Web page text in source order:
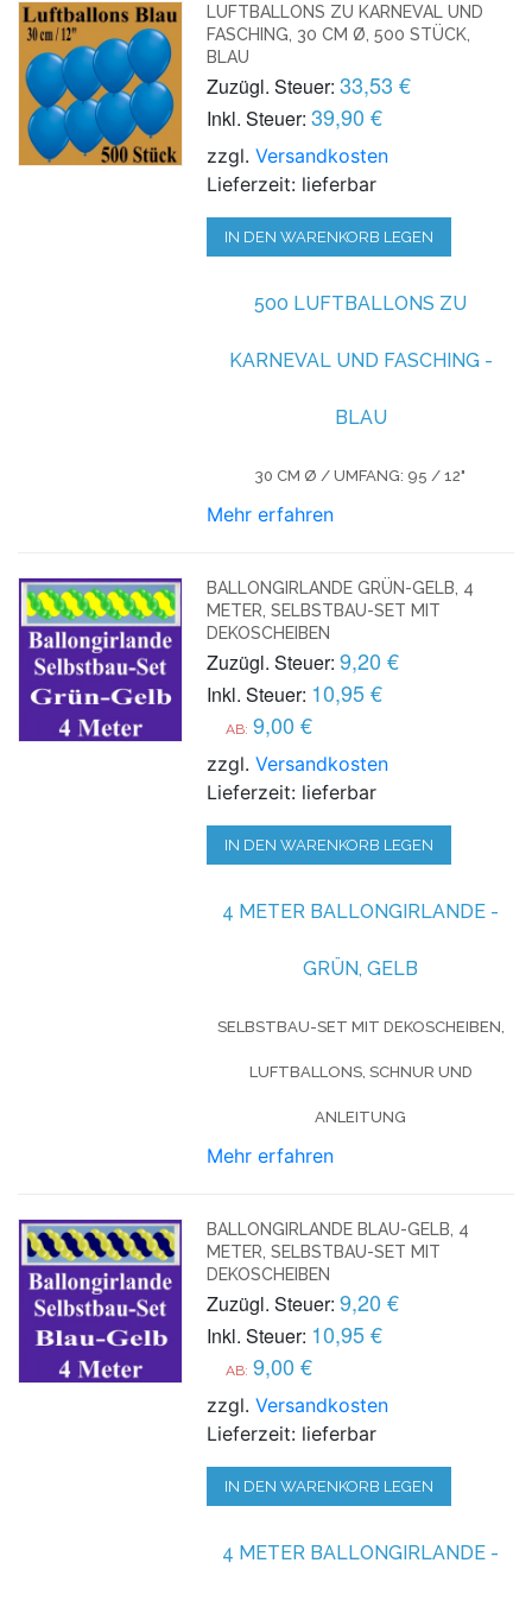
LUFTBALLONS ZU KARNEVAL UND
FASCHING, 30 CM Ø, 500 STÜCK,
BLAU
Zuzügl. Steuer: 33,53 €
Inkl. Steuer: 39,90 €
zzgl.Versandkosten
Lieferzeit: lieferbar
IN DEN WARENKORB LEGEN
500 LUFTBALLONS ZU
KARNEVAL UND FASCHING -
BLAU
30 CM Ø / UMFANG: 95 / 12"
Mehr erfahren
BALLONGIRLANDE GRÜN-GELB, 4
METER, SELBSTBAU-SET MIT
DEKOSCHEIBEN
Zuzügl. Steuer: 9,20 €
Inkl. Steuer: 10,95 €
AB: 9,00 €
zzgl.Versandkosten
Lieferzeit: lieferbar
IN DEN WARENKORB LEGEN
4 METER BALLONGIRLANDE -
GRÜN, GELB
SELBSTBAU-SET MIT DEKOSCHEIBEN,
LUFTBALLONS, SCHNUR UND
ANLEITUNG
Mehr erfahren
BALLONGIRLANDE BLAU-GELB, 4
METER, SELBSTBAU-SET MIT
DEKOSCHEIBEN
Zuzügl. Steuer: 9,20 €
Inkl. Steuer: 10,95 €
AB: 9,00 €
zzgl.Versandkosten
Lieferzeit: lieferbar
IN DEN WARENKORB LEGEN
4 METER BALLONGIRLANDE -